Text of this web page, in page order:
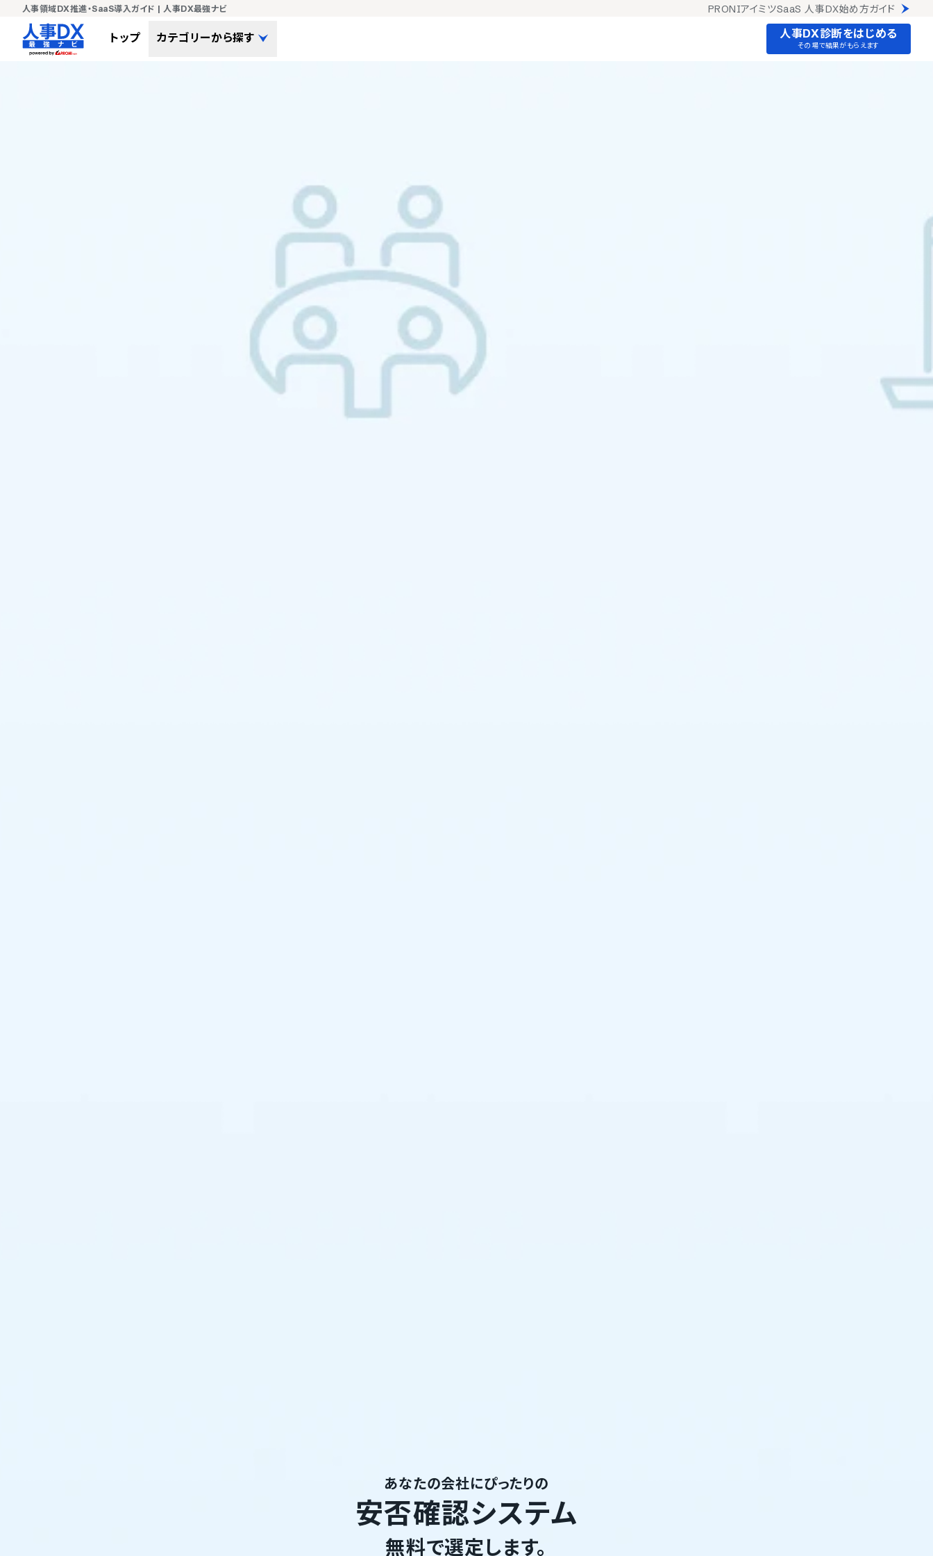
人事領域DX推進・SaaS導入ガイド | 人事DX最強ナビ PRONIアイミツSaaS 人事DX始め方ガイド
トップ カテゴリーから探す 人事DX診断をはじめる
その場で結果がもらえます
あなたの会社にぴったりの
安否確認システム
無料で選定します。